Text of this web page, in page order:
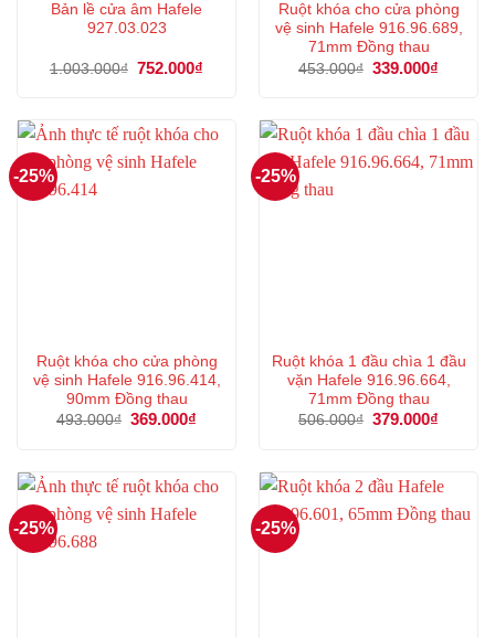
Bản lề cửa âm Hafele
927.03.023
1.003.000₫ Giá
752.000₫
752.000₫.
Ruột khóa cho cửa phòng
vệ sinh Hafele 916.96.689,
71mm Đồng thau
453.000₫ Giá
339.000₫
-25%
Ruột khóa cho cửa phòng
vệ sinh Hafele 916.96.414,
90mm Đồng thau
493.000₫ Giá
369.000₫
369.000₫.
-25%
Ruột khóa 1 đầu chìa 1 đầu
vặn Hafele 916.96.664,
71mm Đồng thau
506.000₫ Giá
379.000₫
-25% -25%